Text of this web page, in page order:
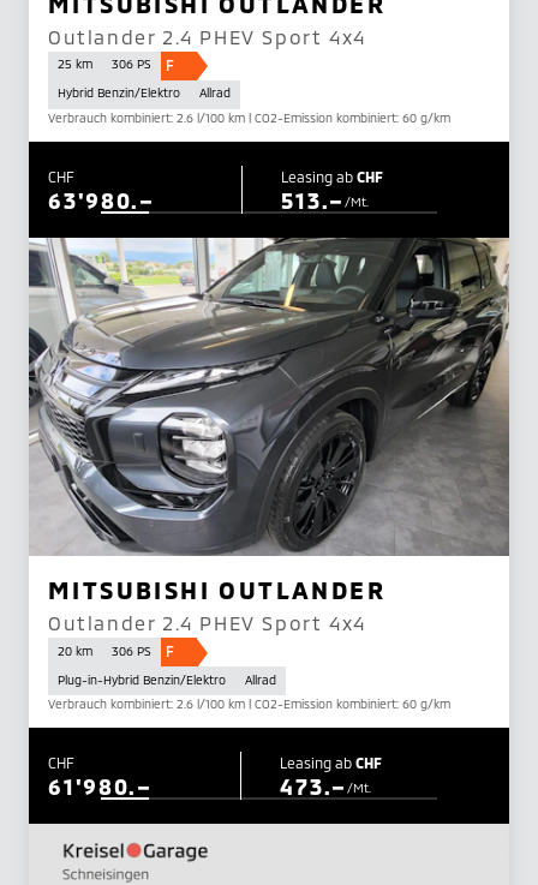
Outlander 2.4 PHEV Sport 4x4
25 km 306 PS F
Hybrid Benzin/Elektro
Allrad
Verbrauch kombiniert: 2.6 l/100 km | CO2-Emission kombiniert: 60 g/km
CHF
63'980.–
Leasing abCHF
513.–/Mt.
MITSUBISHI OUTLANDER
Outlander 2.4 PHEV Sport 4x4
20 km 306 PS F
Plug-in-Hybrid Benzin/Elektro
Allrad
Verbrauch kombiniert: 2.6 l/100 km | CO2-Emission kombiniert: 60 g/km
CHF
61'980.–
Leasing abCHF
473.–/Mt.